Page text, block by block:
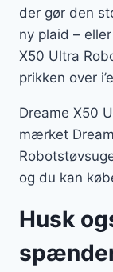
der gør den
ny plaid –
X50 Ultra
prikken over
Dreame X50
mærket
og du kan
Husk